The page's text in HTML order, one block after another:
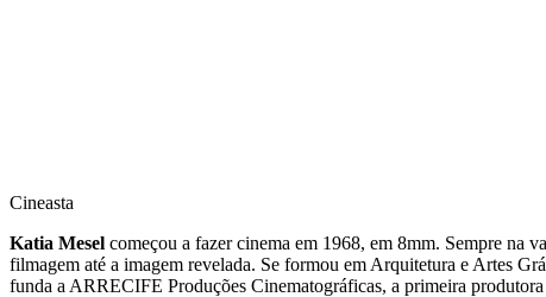
Cineasta
Katia Mesel começou a fazer cinema em 1968, em 8mm. Sempre na
filmagem até a imagem revelada. Se formou em Arquitetura e Artes
funda a ARRECIFE Produções Cinematográficas, a primeira